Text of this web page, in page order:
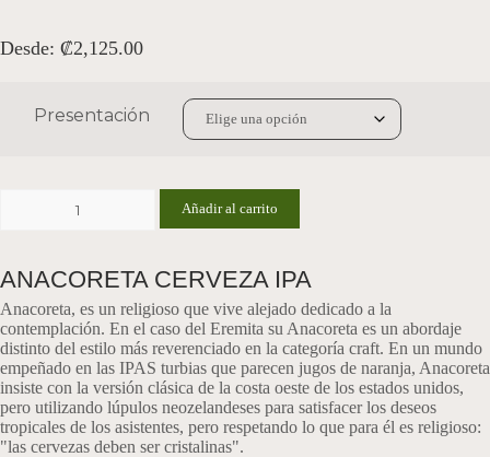
Desde: ₡2,125.00
Presentación
American
7%
cantidad
Añadir al carrito
ANACORETA CERVEZA IPA
Anacoreta, es un religioso que vive alejado dedicado a la
contemplación. En el caso del Eremita su Anacoreta es un abordaje
distinto del estilo más reverenciado en la categoría craft. En un mundo
empeñado en las IPAS turbias que parecen jugos de naranja, Anacoreta
insiste con la versión clásica de la costa oeste de los estados unidos,
pero utilizando lúpulos neozelandeses para satisfacer los deseos
tropicales de los asistentes, pero respetando lo que para él es religioso:
"las cervezas deben ser cristalinas".